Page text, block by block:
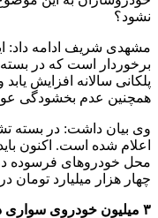
نشود؟
مشهدی شریف ادامه داد:
برخوردار است که در
پلکانی سالانه افزایش
همچنین عدم بخشودگی
وی بیان داشت: در بسته
اعلام شده است. اکنون
محل خودروهای فرسوده
چهار هزار میلیارد
۳ میلیون خودروی سواری در مرز فرسودگی